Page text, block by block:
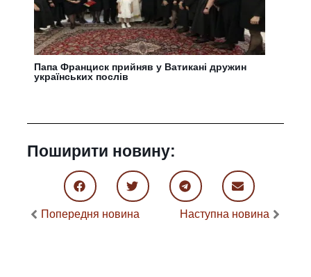
Папа Франциск прийняв у Ватикані дружин
українських послів
Поширити новину:
Попередня новина Наступна новина